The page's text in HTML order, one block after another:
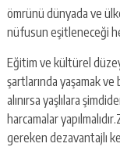
ömrünü dünyada ve
nüfusun eşitleneceği
Eğitim ve kültürel
şartlarında yaşamak
alınırsa yaşlılara
harcamalar
gereken dezavantajlı